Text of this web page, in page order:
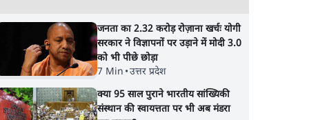
Urmilesh Exposes
Voter List Plan: क्या
पिछड़ों और दलितों का वोट
काट देगी BJP?
CJP's New
Campaign!
Ashutosh
जनता का 2.32 करोड़ रोज़ाना खर्चः योगी
सरकार ने विज्ञापनों पर उड़ाने में मोदी 3.0
को भी पीछे छोड़ा
7 Min •उत्तर प्रदेश
क्या 95 साल पुराने भारतीय सांख्यिकी
संस्थान की स्वायत्तता पर भी अब मंडरा